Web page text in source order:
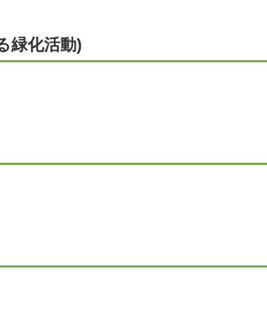
緑化活動)